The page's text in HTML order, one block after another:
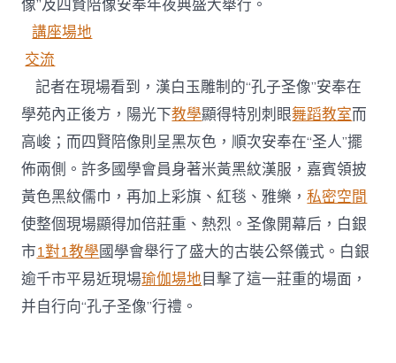
像”及四賢陪像安奉年夜典盛大舉行。
講座場地
交流
記者在現場看到，漢白玉雕制的“孔子圣像”安奉在
學苑內正後方，陽光下教學顯得特別刺眼舞蹈教室而
高峻；而四賢陪像則呈黑灰色，順次安奉在“圣人”擺
佈兩側。許多國學會員身著米黃黑紋漢服，嘉賓領披
黃色黑紋儒巾，再加上彩旗、紅毯、雅樂，私密空間
使整個現場顯得加倍莊重、熱烈。圣像開幕后，白銀
市1對1教學國學會舉行了盛大的古裝公祭儀式。白銀
逾千市平易近現場瑜伽場地目擊了這一莊重的場面，
并自行向“孔子圣像”行禮。